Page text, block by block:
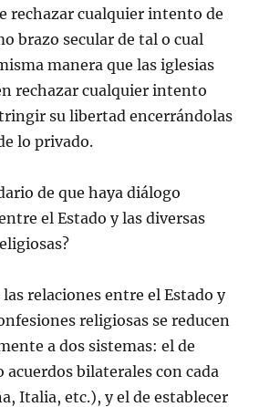
rechazar cualquier intento de
brazo secular de tal o cual
manera que las iglesias
rechazar cualquier intento
su libertad encerrándolas
lo privado.
de que haya diálogo
el Estado y las diversas
relaciones entre el Estado y
religiosas se reducen
a dos sistemas: el de
acuerdos bilaterales con cada
Italia, etc.), y el de establecer